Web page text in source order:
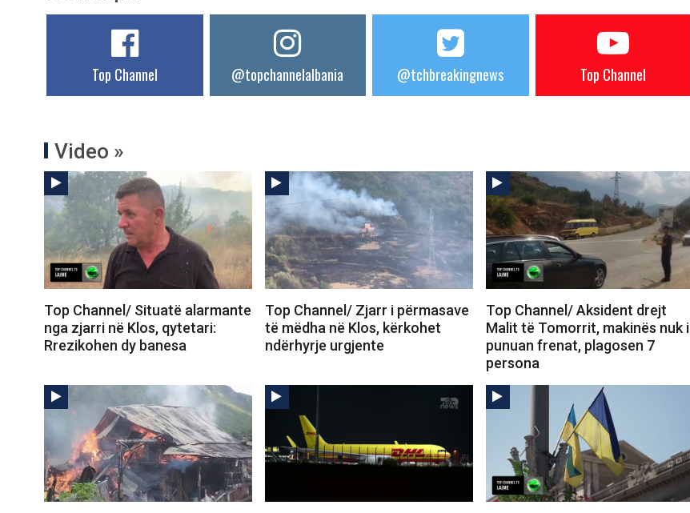
Top Channel @topchannelalbania @tchbreakingnews Top Channel
Video »
Top Channel/ Situatë alarmante
nga zjarri në Klos, qytetari:
Rrezikohen dy banesa
Top Channel/ Zjarr i përmasave
të mëdha në Klos, kërkohet
ndërhyrje urgjente
Top Channel/ Aksident drejt
Malit të Tomorrit, makinës nuk i
punuan frenat, plagosen 7
persona